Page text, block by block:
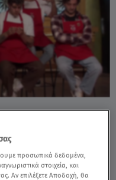
Τους
προσωπικά δεδομένα,
στοιχεία, και
Αν επιλέξετε Αποδοχή, θα